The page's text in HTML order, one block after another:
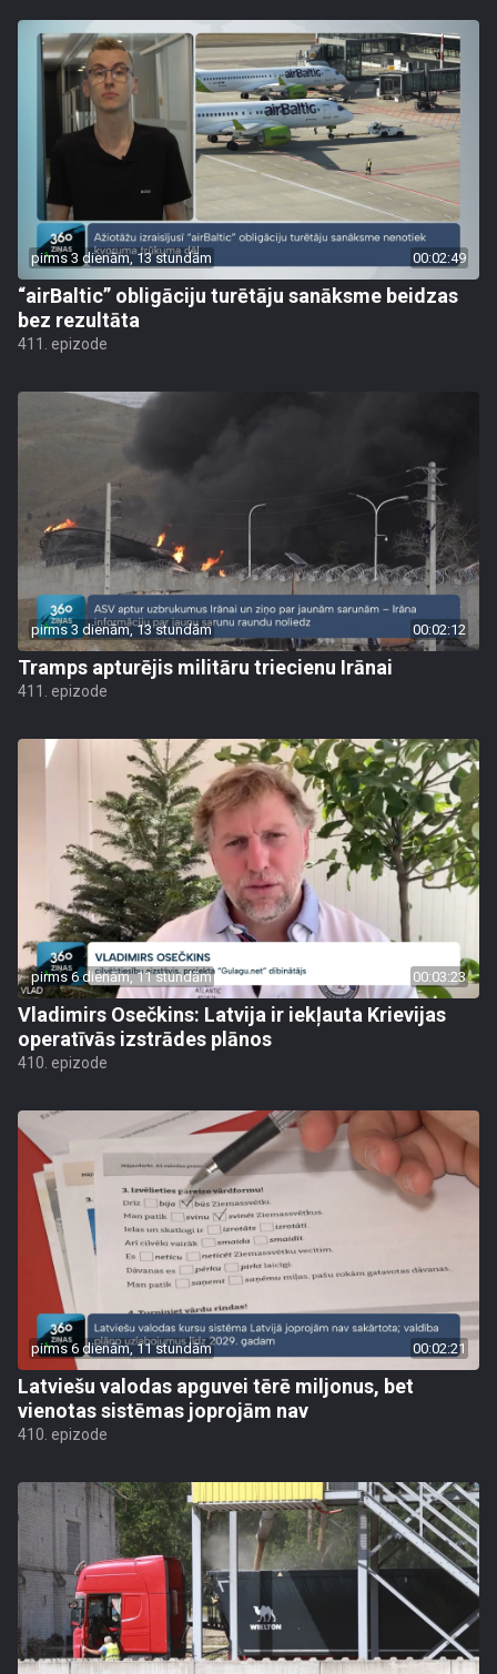
pirms 3 dienām, 13 stundām 00:02:49
“airBaltic” obligāciju turētāju sanāksme beidzas
bez rezultāta
411. epizode
pirms 3 dienām, 13 stundām 00:02:12
Tramps apturējis militāru triecienu Irānai
411. epizode
pirms 6 dienām, 11 stundām 00:03:23
Vladimirs Osečkins: Latvija ir iekļauta Krievijas
operatīvās izstrādes plānos
410. epizode
pirms 6 dienām, 11 stundām 00:02:21
Latviešu valodas apguvei tērē miljonus, bet
vienotas sistēmas joprojām nav
410. epizode